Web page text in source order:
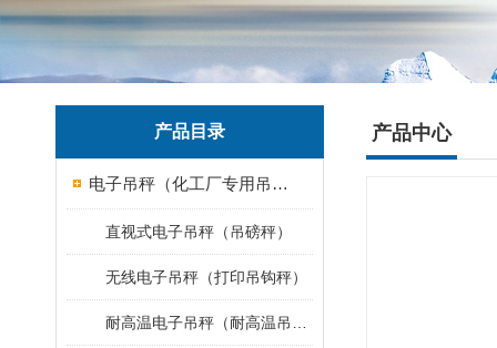
产品目录
电子吊秤（化工厂专用吊秤）
直视式电子吊秤（吊磅秤）
无线电子吊秤（打印吊钩秤）
产品中心